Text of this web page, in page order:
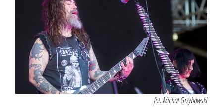
fot. Michał Grzybowski